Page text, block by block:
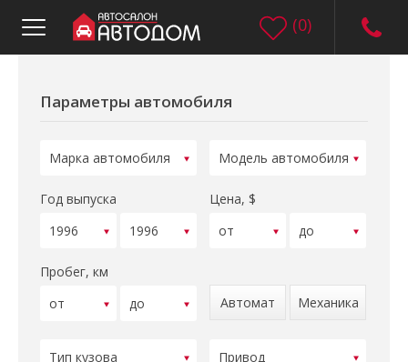
(0)
Параметры автомобиля
Год выпуска Цена, $
Пробег, км
Автомат
Механика